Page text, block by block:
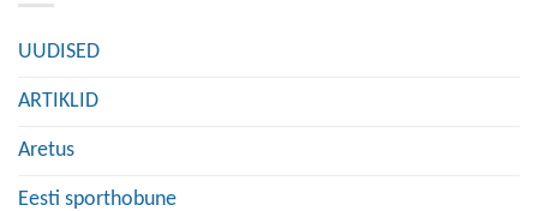
UUDISED
ARTIKLID
Aretus
Eesti sporthobune